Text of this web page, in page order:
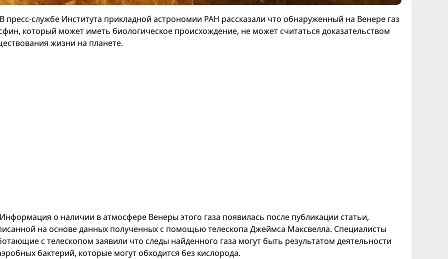
В пресс-службе Института прикладной астрономии РАН рассказали что обнаруженный на Венере газ
который может иметь биологическое происхождение, не может считаться доказательством
жизни на планете.
Информация о наличии в атмосфере Венеры этого газа появилась после публикации статьи,
на основе данных полученных с помощью телескопа Джеймса Максвелла. Специалисты
с телескопом заявили что следы найденного газа могут быть результатом деятельности
бактерий, которые могут обходится без кислорода.